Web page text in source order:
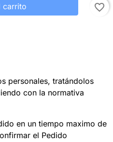
carrito favorite_border
personales, tratándolos
con la normativa
en un tiempo maximo de
el Pedido